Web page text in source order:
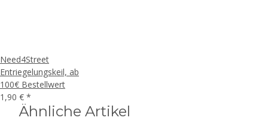
Need4Street
Entriegelungskeil, ab
100€ Bestellwert
1,90 € *
Ähnliche Artikel